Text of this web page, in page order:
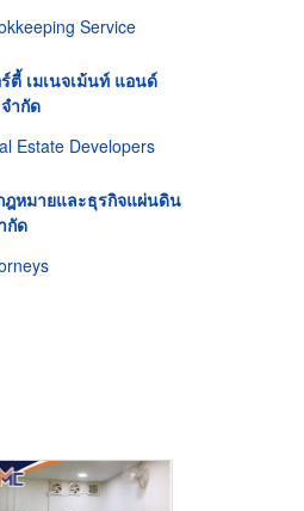
Service
ตี้ เมเนจเม้นท์ แอนด์
ำกัด
Estate Developers
หมายและธุรกิจแผ่นดิน
กัด